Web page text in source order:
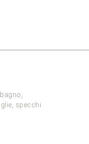
specchi